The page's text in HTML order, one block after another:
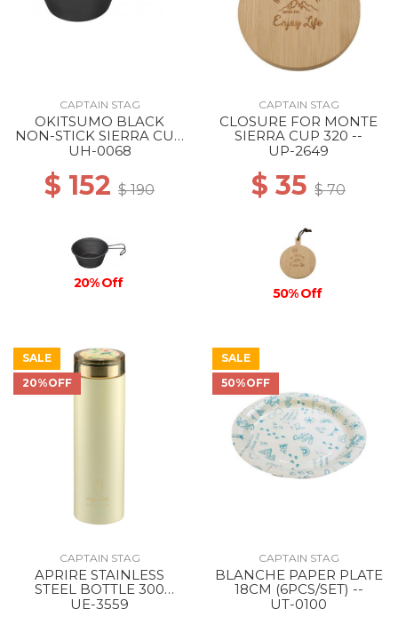
CAPTAIN STAG
OKITSUMO BLACK
NON-STICK SIERRA CUP
210ML --
UH-0068
$ 152 $ 190
20% Off
CAPTAIN STAG
CLOSURE FOR MONTE
SIERRA CUP 320 --
UP-2649
$ 35 $ 70
50% Off
SALE
20%OFF
CAPTAIN STAG
APRIRE STAINLESS
STEEL BOTTLE 300
GItOW/LIGHT GREEN
UE-3559
SALE
50%OFF
CAPTAIN STAG
BLANCHE PAPER PLATE
18CM (6PCS/SET) --
UT-0100